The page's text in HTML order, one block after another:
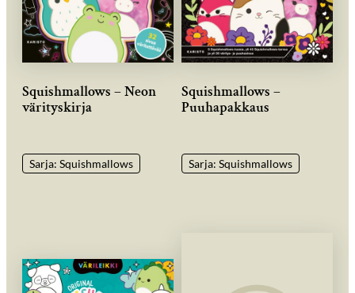
Squishmallows – Neon
värityskirja
Sarja: Squishmallows
Squishmallows –
Puuhapakkaus
Sarja: Squishmallows